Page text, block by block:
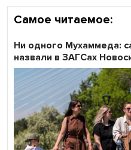
Самое читаемое:
Ни одного Мухаммеда:
назвали в ЗАГСах